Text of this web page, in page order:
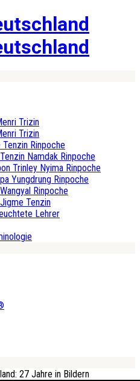
Trizin
Trizin
Rinpoche
Namdak Rinpoche
Trinley Nyima Rinpoche
Yungdrung Rinpoche
Rinpoche
Tenzin
Lehrer
27 Jahre in Bildern